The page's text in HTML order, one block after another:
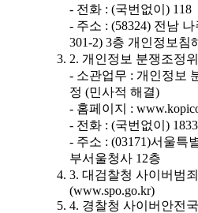
- 전화 : (국번없이) 118
- 주소 : (58324) 전남
301-2) 3층 개인정보침
2. 개인정보 분쟁조정
- 소관업무 : 개인정보
정 (민사적 해결)
- 홈페이지 :
- 전화 : (국번없이)
- 주소 : (03171)서울특
부서울청사 12층
3. 대검찰청 사이버범
(www.spo.go.kr)
4. 경찰청 사이버안전